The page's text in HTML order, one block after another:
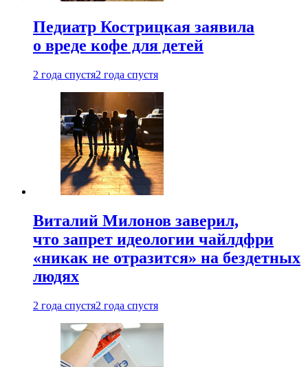
Педиатр Кострицкая заявила
о вреде кофе для детей
2 года спустя2 года спустя
Виталий Милонов заверил,
что запрет идеологии чайлдфри
«никак не отразится» на бездетных
людях
2 года спустя2 года спустя